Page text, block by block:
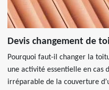
Devis changement de
Pourquoi faut-il changer la
une activité essentielle en cas
irréparable de la couverture